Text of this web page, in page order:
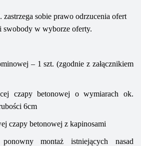
zastrzega sobie prawo odrzucenia ofert
swobody w wyborze oferty.
– 1 szt. (zgodnie z załącznikiem
czapy betonowej o wymiarach ok.
6cm
czapy betonowej z kapinosami
montaż istniejących nasad